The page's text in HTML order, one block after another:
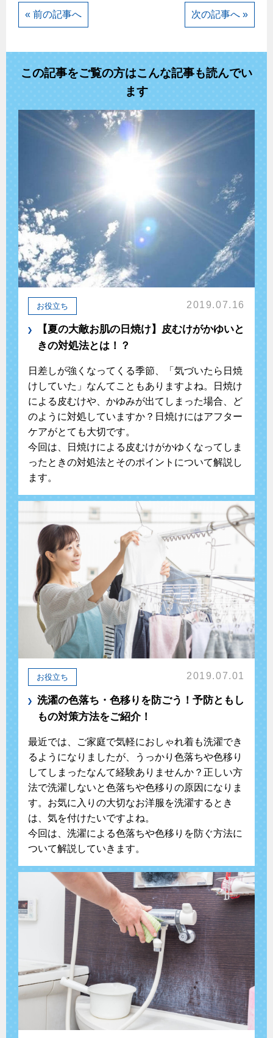
« 前の記事へ 次の記事へ »
この記事をご覧の方はこんな記事も読んでい
ます
お役立ち 2019.07.16
【夏の大敵お肌の日焼け】皮むけがかゆいと
きの対処法とは！？
日差しが強くなってくる季節、「気づいたら日焼
けしていた」なんてこともありますよね。日焼け
による皮むけや、かゆみが出てしまった場合、ど
のように対処していますか？日焼けにはアフター
ケアがとても大切です。
今回は、日焼けによる皮むけがかゆくなってしま
ったときの対処法とそのポイントについて解説し
ます。
お役立ち 2019.07.01
洗濯の色落ち・色移りを防ごう！予防ともし
もの対策方法をご紹介！
最近では、ご家庭で気軽におしゃれ着も洗濯でき
るようになりましたが、うっかり色落ちや色移り
してしまったなんて経験ありませんか？正しい方
法で洗濯しないと色落ちや色移りの原因になりま
す。お気に入りの大切なお洋服を洗濯するとき
は、気を付けたいですよね。
今回は、洗濯による色落ちや色移りを防ぐ方法に
ついて解説していきます。